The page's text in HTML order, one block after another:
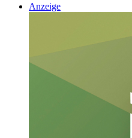
Anzeige